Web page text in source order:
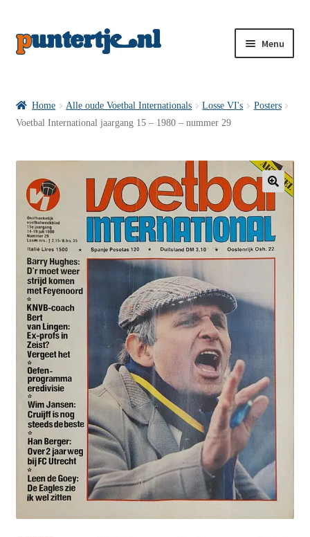
Menu
VI’s met Hollandse Velden
VI’s met Posters
Wie is puntertje
Puntertjes
Contact
Home Alle oude Voetbal Internationals Losse VI's
Posters
Voetbal International jaargang 15 – 1980 – nummer 29